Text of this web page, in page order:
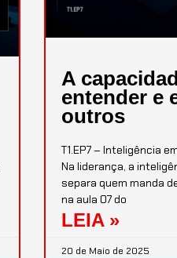
A
entender e
outros
T1.EP7 – Inteligência
Na liderança, a
separa quem manda
na aula 07 do
LEIA »
20 de Maio de 2025